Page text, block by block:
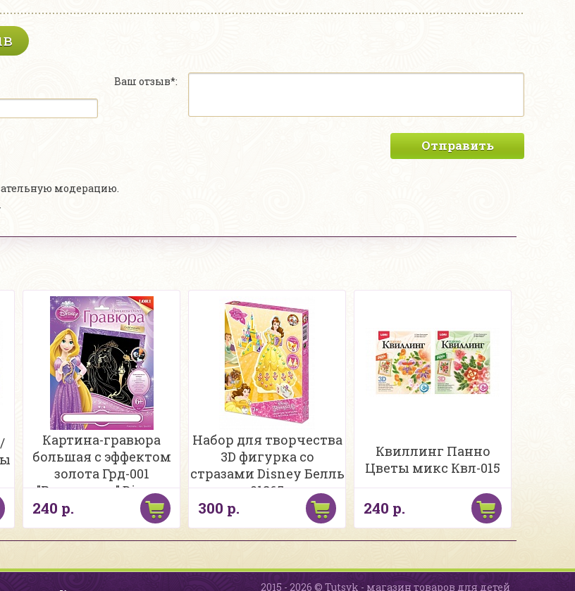
Ваш отзыв*:
Отправить
модерацию.
Картина-гравюра
большая с эффектом
золота Грд-001
"Рапунцель" Disney
240 р.
Набор для творчества
3D фигурка со
стразами Disney Белль
01865
300 р.
Квиллинг Панно
Цветы микс Квл-015
240 р.
2015 - 2026 © Tutsyk - магазин товаров для детей